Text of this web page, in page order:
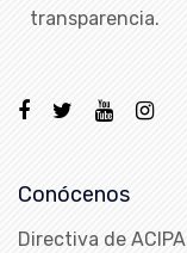
transparencia.
Conócenos
Directiva de ACIPA